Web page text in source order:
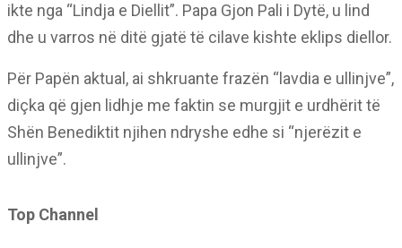
ikte nga “Lindja e Diellit”. Papa Gjon Pali i Dytë, u lind
dhe u varros në ditë gjatë të cilave kishte eklips diellor.
Për Papën aktual, ai shkruante frazën “lavdia e ullinjve”,
diçka që gjen lidhje me faktin se murgjit e urdhërit të
Shën Benediktit njihen ndryshe edhe si “njerëzit e
ullinjve”.
Top Channel